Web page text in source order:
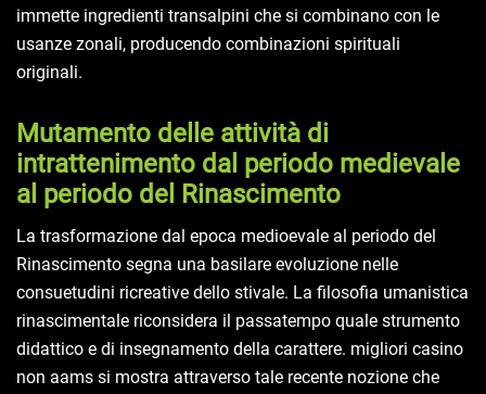
immette ingredienti transalpini che si combinano con le
usanze zonali, producendo combinazioni spirituali
originali.
Mutamento delle attività di
intrattenimento dal periodo medievale
al periodo del Rinascimento
La trasformazione dal epoca medioevale al periodo del
Rinascimento segna una basilare evoluzione nelle
consuetudini ricreative dello stivale. La filosofia umanistica
rinascimentale riconsidera il passatempo quale strumento
didattico e di insegnamento della carattere. migliori casino
non aams si mostra attraverso tale recente nozione che